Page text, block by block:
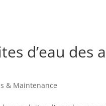
d’eau des
& Maintenance